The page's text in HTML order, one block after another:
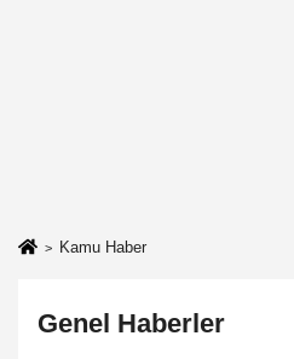
Kamu Haber
Genel Haberler